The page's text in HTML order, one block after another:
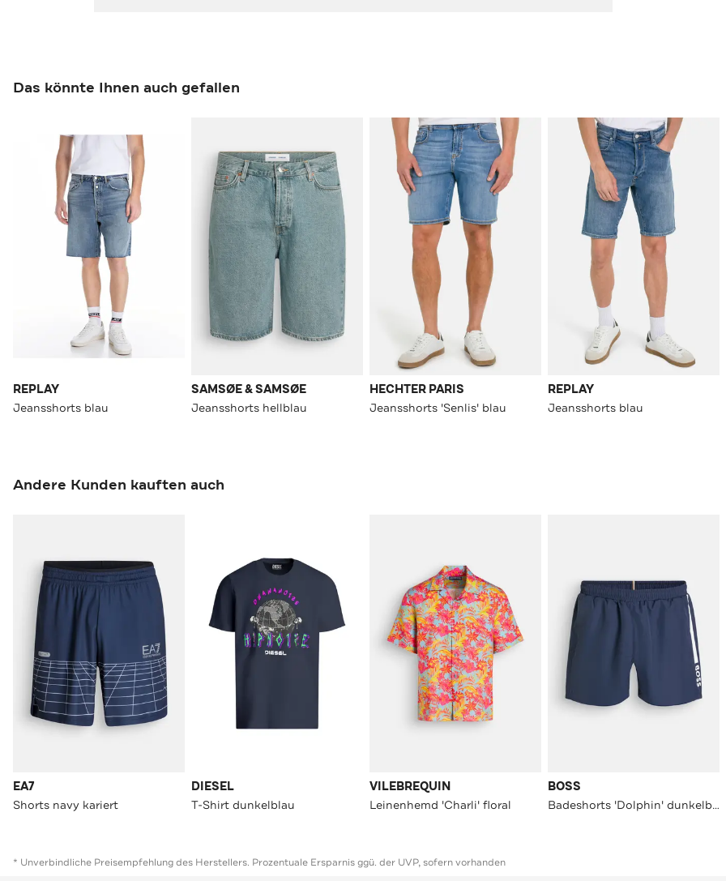
Das könnte Ihnen auch gefallen
REPLAY
Jeansshorts blau
SAMSØE & SAMSØE
Jeansshorts hellblau
HECHTER PARIS
Jeansshorts 'Senlis' blau
REPLAY
Jeansshorts blau
Andere Kunden kauften auch
EA7
Shorts navy kariert
DIESEL
T-Shirt dunkelblau
VILEBREQUIN
Leinenhemd 'Charli' floral
BOSS
Badeshorts 'Dolphin' dunkelblau
* Unverbindliche Preisempfehlung des Herstellers. Prozentuale Ersparnis ggü. der UVP, sofern vorhanden